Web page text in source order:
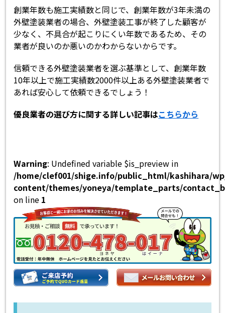
創業年数も施工実績数と同じで、創業年数が3年未満の
外壁塗装業者の場合、外壁塗装工事が終了した顧客が
少なく、不具合が起こりにくい年数であるため、その
業者が良いのか悪いのかわからないからです。
信頼できる外壁塗装業者を選ぶ基準として、創業年数
10年以上で施工実績数2000件以上ある外壁塗装業者で
あれば安心して依頼できるでしょう！
優良業者の選び方に関する詳しい記事はこちらから
Warning: Undefined variable $is_preview in
/home/clef001/shige.info/public_html/kashihara/
content/themes/yoneya/template_parts/
on line 1